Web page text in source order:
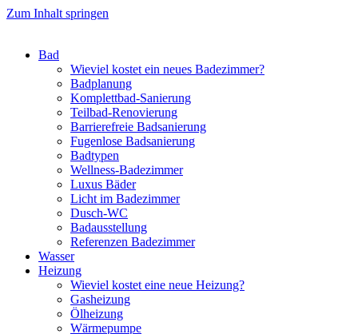
Zum Inhalt springen
Bad
Wieviel kostet ein neues Badezimmer?
Badplanung
Komplettbad-Sanierung
Teilbad-Renovierung
Barrierefreie Badsanierung
Fugenlose Badsanierung
Badtypen
Wellness-Badezimmer
Luxus Bäder
Licht im Badezimmer
Dusch-WC
Badausstellung
Referenzen Badezimmer
Wasser
Heizung
Wieviel kostet eine neue Heizung?
Gasheizung
Ölheizung
Wärmepumpe